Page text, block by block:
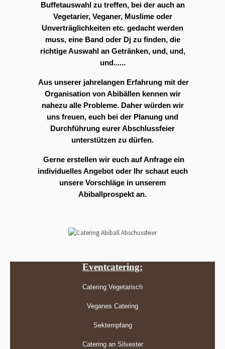
Buffetauswahl zu treffen, bei der auch an
Vegetarier, Veganer, Muslime oder
Unverträglichkeiten etc. gedacht werden
muss, eine Band oder Dj zu finden, die
richtige Auswahl an Getränken, und, und,
und......
Aus unserer jahrelangen Erfahrung mit der
Organisation von Abibällen kennen wir
nahezu alle Probleme. Daher würden wir
uns freuen, euch bei der Planung und
Durchführung eurer Abschlussfeier
unterstützen zu dürfen.
Gerne erstellen wir euch auf Anfrage ein
individuelles Angebot oder Ihr schaut euch
unsere Vorschläge in unserem
Abiballprospekt an.
Eventcatering:
Catering Vegetarisch
Veganes Catering
Sektempfang
Catering an Silvester